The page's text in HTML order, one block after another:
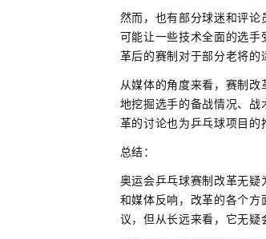
然而，也有部分球迷和评
可能让一些技术全面的选
革后的赛制对于部分老将的
从媒体的角度来看，赛制
地挖掘选手的备战情况、
革的讨论也为乒乓球项目的
总结：
奥运会乒乓球赛制改革无
和媒体反响，改革的各个
议，但从长远来看，它无疑